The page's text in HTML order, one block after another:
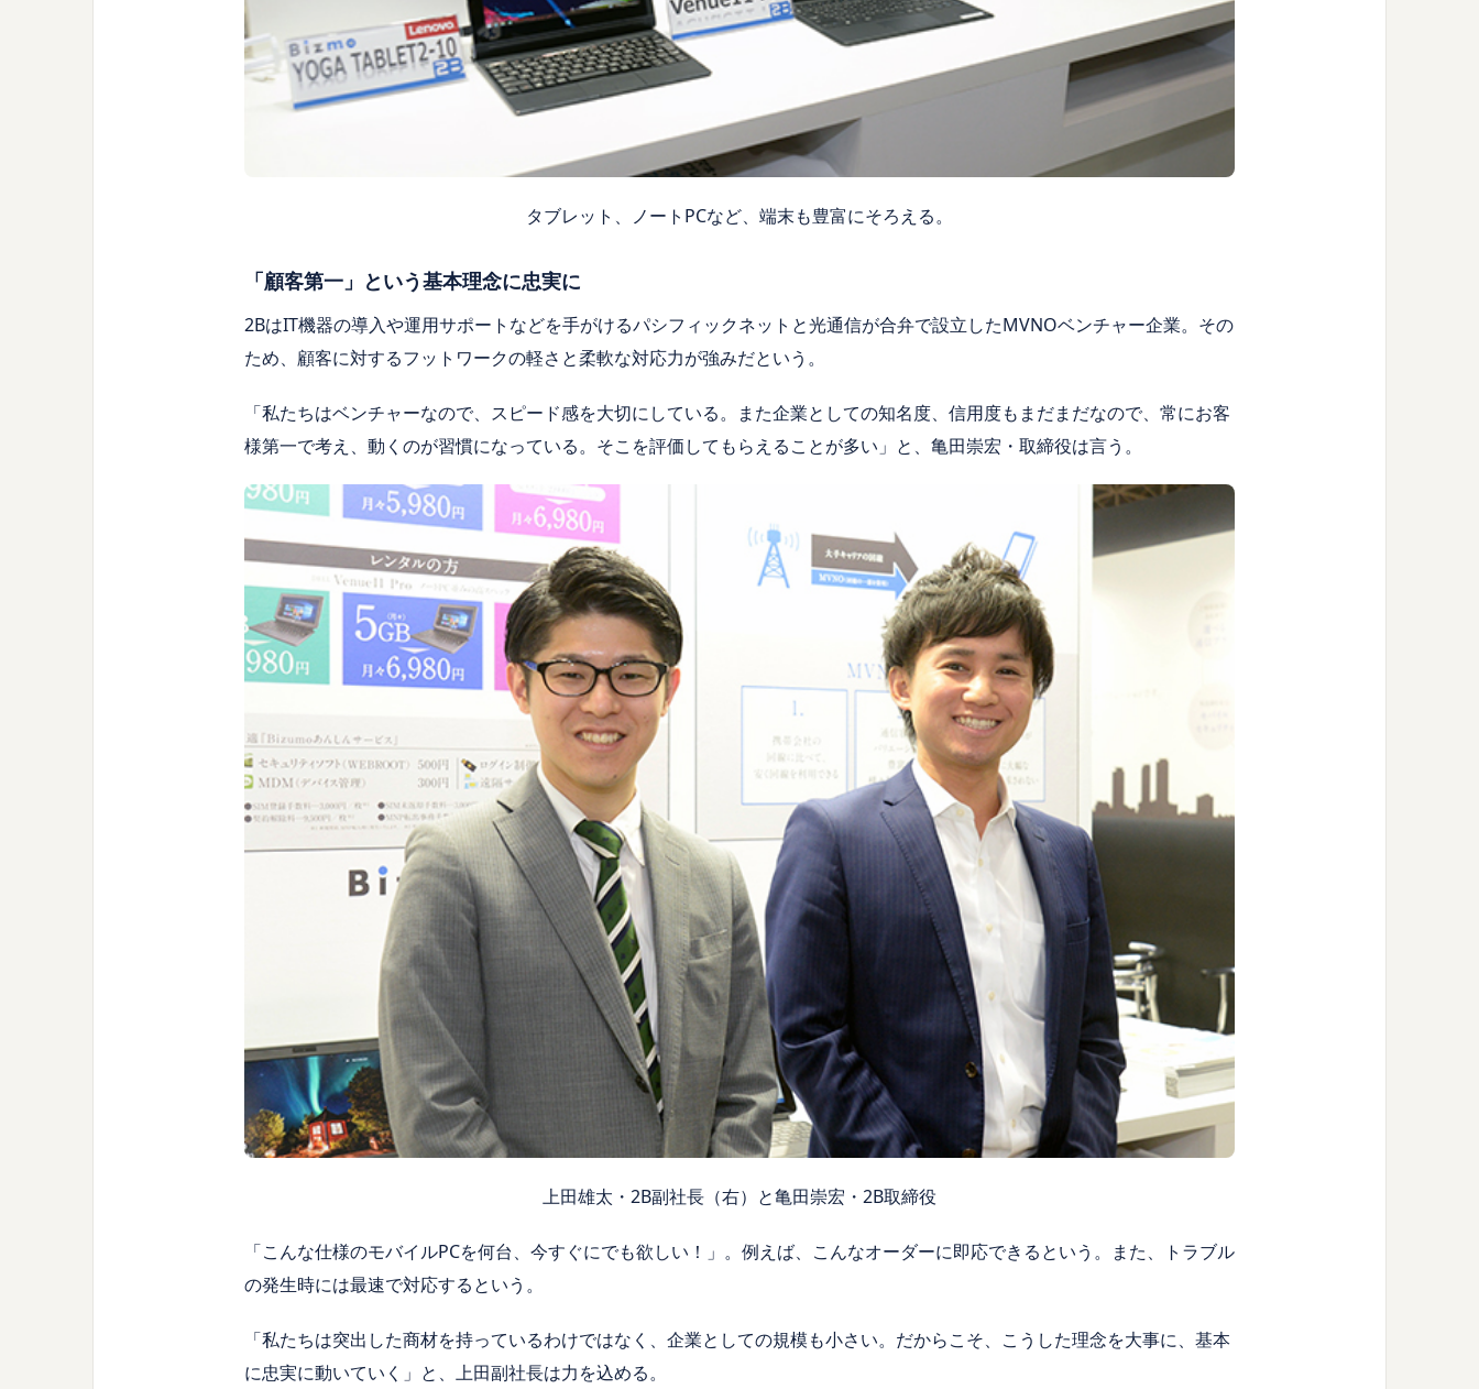
タブレット、ノートPCなど、端末も豊富にそろえる。
「顧客第一」という基本理念に忠実に
2BはIT機器の導入や運用サポートなどを手がけるパシフィックネットと光通信が合弁で設立したMVNOベンチャー企業。その
ため、顧客に対するフットワークの軽さと柔軟な対応力が強みだという。
「私たちはベンチャーなので、スピード感を大切にしている。また企業としての知名度、信用度もまだまだなので、常にお客
様第一で考え、動くのが習慣になっている。そこを評価してもらえることが多い」と、亀田崇宏・取締役は言う。
上田雄太・2B副社長（右）と亀田崇宏・2B取締役
「こんな仕様のモバイルPCを何台、今すぐにでも欲しい！」。例えば、こんなオーダーに即応できるという。また、トラブル
の発生時には最速で対応するという。
「私たちは突出した商材を持っているわけではなく、企業としての規模も小さい。だからこそ、こうした理念を大事に、基本
に忠実に動いていく」と、上田副社長は力を込める。